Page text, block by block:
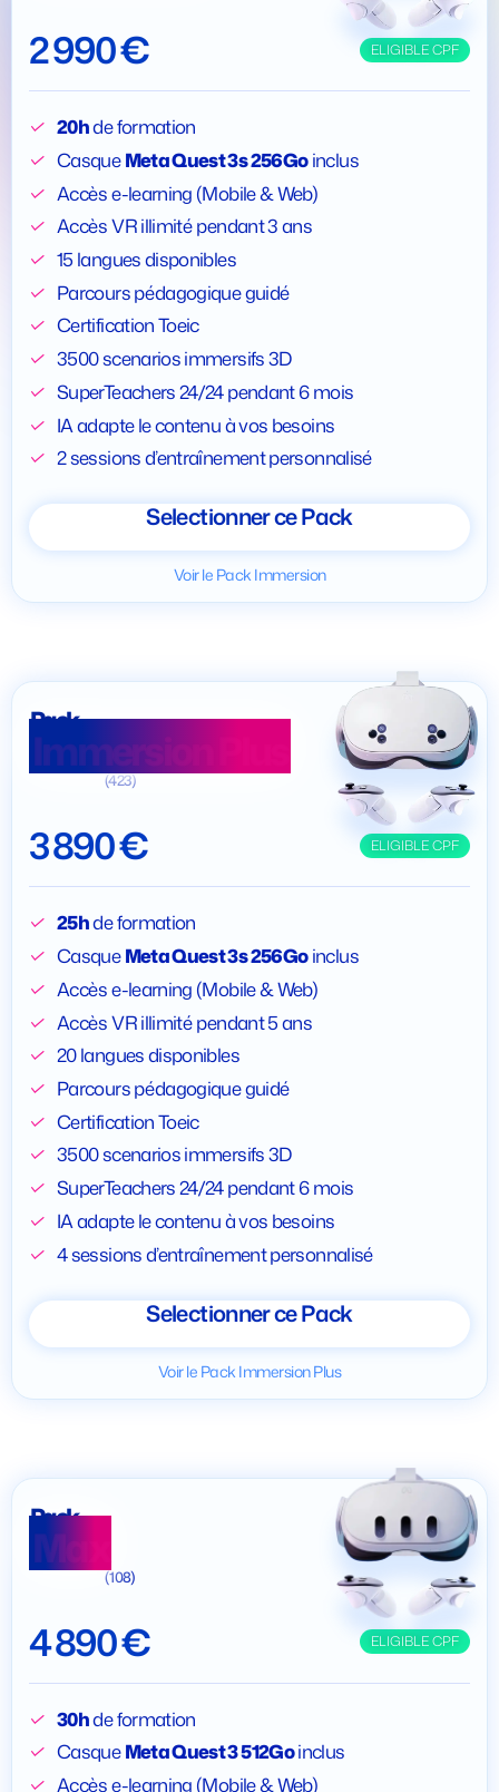
2 990 € ELIGIBLE CPF
20hde formation
CasqueMeta Quest 3s 256Goinclus
Accès e-learning (Mobile & Web)
Accès VR illimité pendant 3 ans
15 langues disponibles
Parcours pédagogique guidé
Certification Toeic
3500 scenarios immersifs 3D
SuperTeachers 24/24 pendant 6 mois
IA adapte le contenu à vos besoins
2 sessions d’entraînement personnalisé
Selectionner ce Pack
Voir le Pack Immersion
Pack
Immersion Plus
(423)
3 890 € ELIGIBLE CPF
25hde formation
CasqueMeta Quest 3s 256Goinclus
Accès e-learning (Mobile & Web)
Accès VR illimité pendant 5 ans
20 langues disponibles
Parcours pédagogique guidé
Certification Toeic
3500 scenarios immersifs 3D
SuperTeachers 24/24 pendant 6 mois
IA adapte le contenu à vos besoins
4 sessions d’entraînement personnalisé
Selectionner ce Pack
Voir le Pack Immersion Plus
Pack
Max
(108)
4 890 € ELIGIBLE CPF
30hde formation
CasqueMeta Quest 3 512Goinclus
Accès e-learning (Mobile & Web)